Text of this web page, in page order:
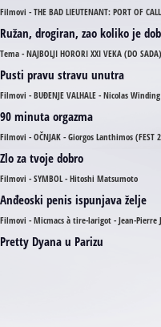
Filmovi - THE BAD LIEUTENANT: PORT OF
Ružan, drogiran, zao koliko je
Tema - NAJBOLJI HORORI XXI VEKA (DO SADA)
Pusti pravu stravu unutra
Filmovi - BUĐENJE VALHALE - Nicolas
90 minuta orgazma
Filmovi - OČNJAK - Giorgos Lanthimos (FEST
Zlo za tvoje dobro
Filmovi - SYMBOL - Hitoshi Matsumoto
Anđeoski penis ispunjava želje
Filmovi - Micmacs à tire-larigot - Jean-Pierre
Pretty Dyana u Parizu